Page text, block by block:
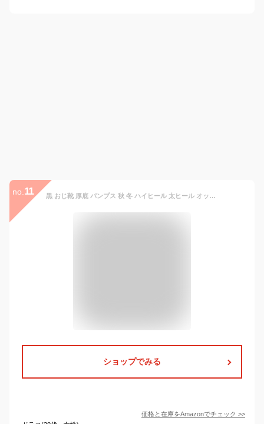
no. 11 黒 おじ靴 厚底 パンプス 秋 冬 ハイヒール 太ヒール オックスフォードシューズ レディース 通学 通勤 レースアップシューズ ぺたんこ カレッジ風 オックスフォード 黒/ブラック 歩きやすい 履きやすい カジュアルシューズ 美脚 厚底靴 26.0cm
ショップでみる
価格と在庫をAmazonでチェック >>